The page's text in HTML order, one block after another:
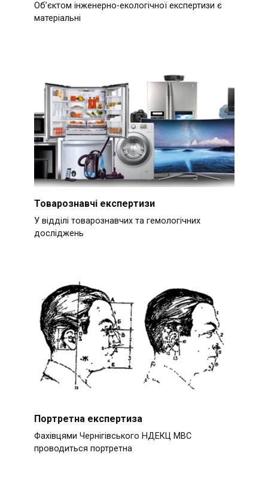
Об’єктом інженерно-екологічної експертизи є
матеріальні
Товарознавчі експертизи
У відділі товарознавчих та гемологічних
досліджень
Портретна експертиза
Фахівцями Чернігівського НДЕКЦ МВС
проводиться портретна